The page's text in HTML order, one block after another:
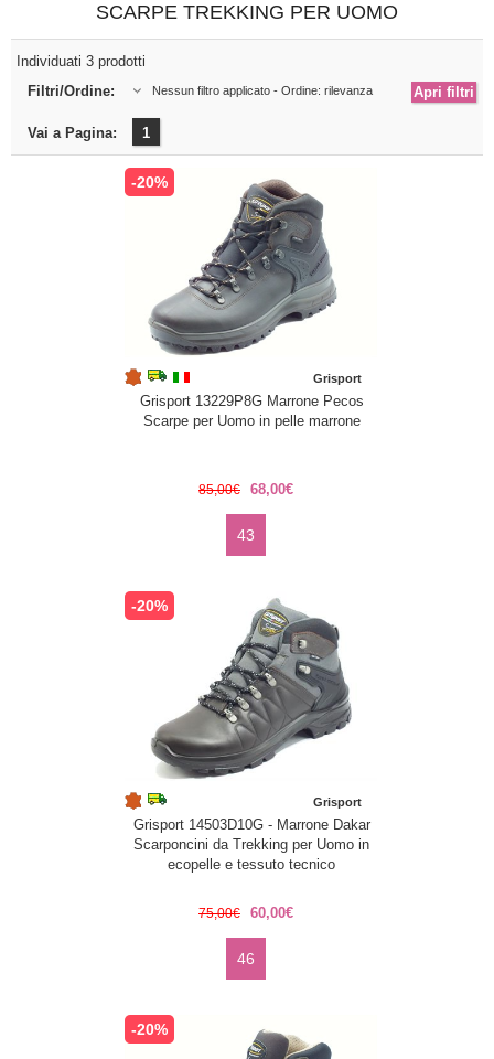
SCARPE TREKKING PER UOMO
Individuati 3 prodotti
Filtri/Ordine:
Nessun filtro applicato - Ordine: rilevanza
Vai a Pagina: 1
-20%
Grisport
Grisport 13229P8G Marrone Pecos
Scarpe per Uomo in pelle marrone
85,00€ 68,00€
43
-20%
Grisport
Grisport 14503D10G - Marrone Dakar
Scarponcini da Trekking per Uomo in
ecopelle e tessuto tecnico
75,00€ 60,00€
46
-20%